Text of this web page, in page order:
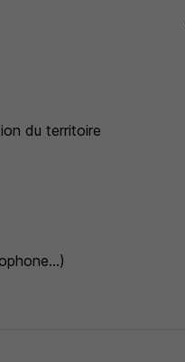
du territoire